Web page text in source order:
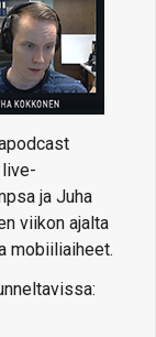
ja Juha
viikon ajalta
mobiiliaiheet.